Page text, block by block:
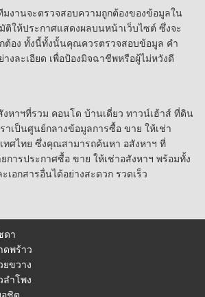
งานจะตรวจสอบความถูกต้องของข้อมูลใน
ให้ประกาศแสดงผลบนหน้าเว็บไซต์ ซึ่งจะ
อง ทั้งนี้ทั้งนั้นคุณควรตรวจสอบข้อมูล คำ
งละเอียด เพื่อป้องมิจฉาชีพหรือผู้ไม่หวังดี
งหาฯที่รวม คอนโด บ้านเดี่ยว ทาวน์เฮ้าส์ ที่ดิน
าเป็นศูนย์กลางข้อมูลการซื้อ ขาย ให้เช่า
ทศไทย ซึ่งคุณสามารถค้นหา อสังหาฯ ที่
การประกาศซื้อ ขาย ให้เช่าอสังหาฯ พร้อมทั้ง
อกสารอื่นได้อย่างสะดวก รวดเร็ว
ดา
ดพร้าว
ยขวาง
ลําโพง